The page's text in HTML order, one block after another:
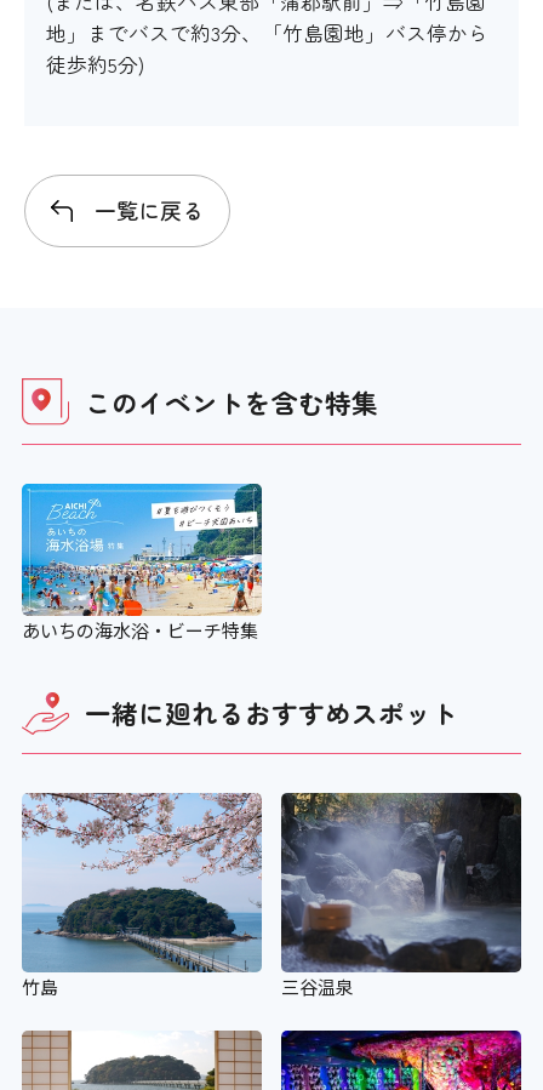
地」までバスで約3分、「竹島園地」バス停から
徒歩約5分)
一覧に戻る
このイベントを含む特集
あいちの海水浴・ビーチ特集
一緒に廻れるおすすめスポット
竹島 三谷温泉